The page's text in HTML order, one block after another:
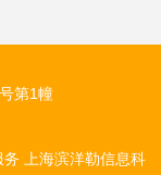
第1幢
务 上海滨洋勒信息科